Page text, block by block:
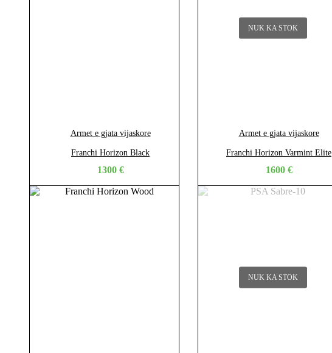
Armet e gjata vijaskore
Franchi Horizon Black
1300 €
NUK KA STOK
Armet e gjata vijaskore
Franchi Horizon Varmint Elite
1600 €
NUK KA STOK